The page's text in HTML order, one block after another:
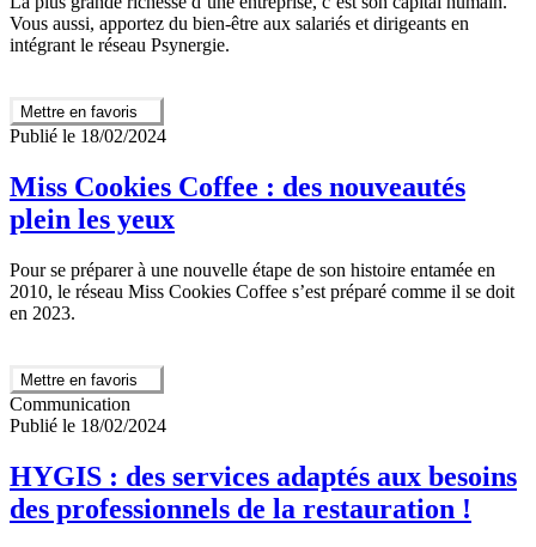
Vous aussi, apportez du bien-être aux salariés et dirigeants en
intégrant le réseau Psynergie.
Mettre en favoris
Publié le 18/02/2024
Miss Cookies Coffee : des nouveautés
plein les yeux
Pour se préparer à une nouvelle étape de son histoire entamée en
2010, le réseau Miss Cookies Coffee s’est préparé comme il se doit
en 2023.
Mettre en favoris
Communication
Publié le 18/02/2024
HYGIS : des services adaptés aux besoins
des professionnels de la restauration !